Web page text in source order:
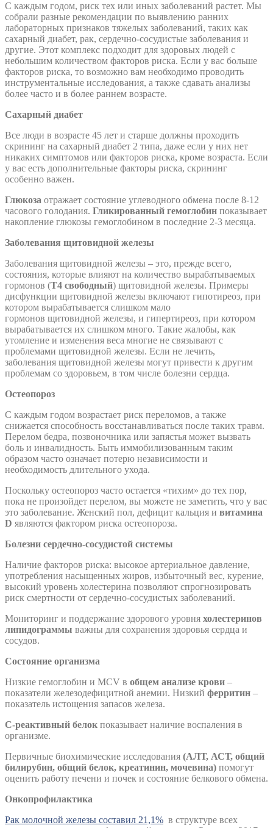
С каждым годом, риск тех или иных заболеваний растет. Мы
собрали разные рекомендации по выявлению ранних
лабораторных признаков тяжелых заболеваний, таких как
сахарный диабет, рак, сердечно-сосудистые заболевания и
другие. Этот комплекс подходит для здоровых людей с
небольшим количеством факторов риска. Если у вас больше
факторов риска, то возможно вам необходимо проводить
инструментальные исследования, а также сдавать анализы
более часто и в более раннем возрасте.
Сахарный диабет
Все люди в возрасте 45 лет и старше должны проходить
скрининг на сахарный диабет 2 типа, даже если у них нет
никаких симптомов или факторов риска, кроме возраста. Если
у вас есть дополнительные факторы риска, скрининг
особенно важен.
Глюкоза отражает состояние углеводного обмена после 8-12
часового голодания. Гликированный гемоглобин показывает
накопление глюкозы гемоглобином в последние 2-3 месяца.
Заболевания щитовидной железы
Заболевания щитовидной железы – это, прежде всего,
состояния, которые влияют на количество вырабатываемых
гормонов (Т4 свободный) щитовидной железы. Примеры
дисфункции щитовидной железы включают гипотиреоз, при
котором вырабатывается слишком мало
гормонов щитовидной железы, и гипертиреоз, при котором
вырабатывается их слишком много. Такие жалобы, как
утомление и изменения веса многие не связывают с
проблемами щитовидной железы. Если не лечить,
заболевания щитовидной железы могут привести к другим
проблемам со здоровьем, в том числе болезни сердца.
Остеопороз
С каждым годом возрастает риск переломов, а также
снижается способность восстанавливаться после таких травм.
Перелом бедра, позвоночника или запястья может вызвать
боль и инвалидность. Быть иммобилизованным таким
образом часто означает потерю независимости и
необходимость длительного ухода.
Поскольку остеопороз часто остается «тихим» до тех пор,
пока не произойдет перелом, вы можете не заметить, что у вас
это заболевание. Женский пол, дефицит кальция и витамина
D являются фактором риска остеопороза.
Болезни сердечно-сосудистой системы
Наличие факторов риска: высокое артериальное давление,
употребления насыщенных жиров, избыточный вес, курение,
высокий уровень холестерина позволяют спрогнозировать
риск смертности от сердечно-сосудистых заболеваний.
Мониторинг и поддержание здорового уровня холестеринов
липидограммы важны для сохранения здоровья сердца и
сосудов.
Состояние организма
Низкие гемоглобин и МСV в общем анализе крови –
показатели железодефицитной анемии. Низкий ферритин –
показатель истощения запасов железа.
С-реактивный белок показывает наличие воспаления в
организме.
Первичные биохимические исследования (АЛТ, АСТ, общий
билирубин, общий белок, креатинин, мочевина) помогут
оценить работу печени и почек и состояние белкового обмена.
Онкопрофилактика
Рак молочной железы составил 21,1% в структуре всех